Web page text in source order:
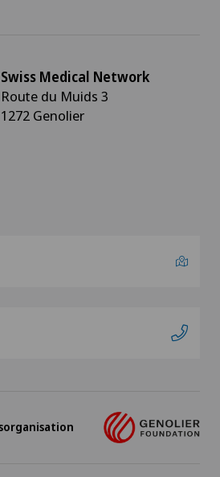
Swiss Medical Network
Route du Muids 3
1272 Genolier